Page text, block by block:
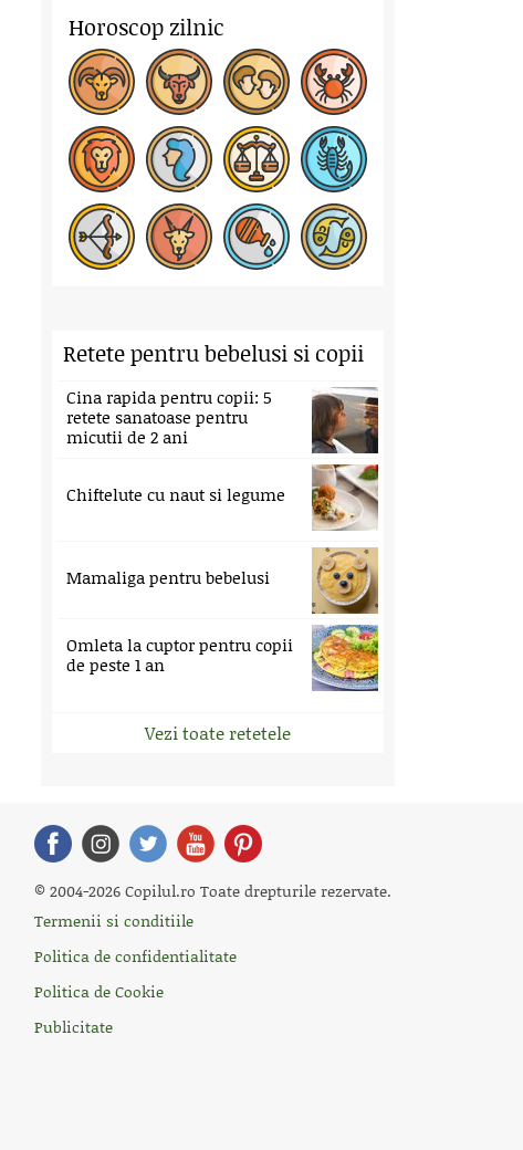
Horoscop zilnic
Retete pentru bebelusi si copii
Cina rapida pentru copii: 5
retete sanatoase pentru
micutii de 2 ani
Chiftelute cu naut si legume
Mamaliga pentru bebelusi
Omleta la cuptor pentru copii
de peste 1 an
Vezi toate retetele
© 2004-2026 Copilul.ro Toate drepturile rezervate.
Termenii si conditiile
Politica de confidentialitate
Politica de Cookie
Publicitate